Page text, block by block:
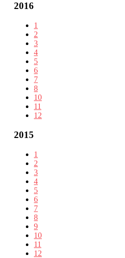
2016
1
2
3
4
5
6
7
8
10
11
12
2015
1
2
3
4
5
6
7
8
9
10
11
12